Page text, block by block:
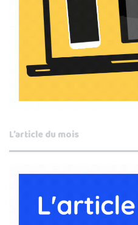
L’article du mois